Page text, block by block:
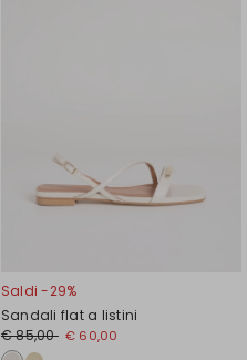
Saldi -29%
Sandali flat a listini
€ 85,00 € 60,00